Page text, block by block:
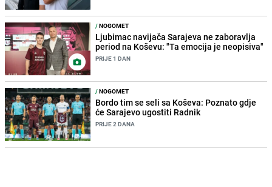
/NOGOMET
Ljubimac navijača Sarajeva ne zaboravlja
period na Koševu: "Ta emocija je neopisiva"
PRIJE 1 DAN
/NOGOMET
Bordo tim se seli sa Koševa: Poznato gdje
će Sarajevo ugostiti Radnik
PRIJE 2 DANA